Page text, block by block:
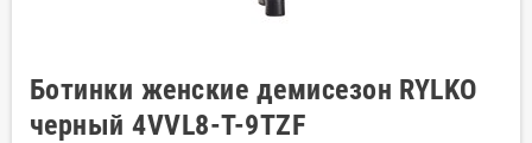
Ботинки женские демисезон RYLKO
черный 4VVL8-T-9TZF